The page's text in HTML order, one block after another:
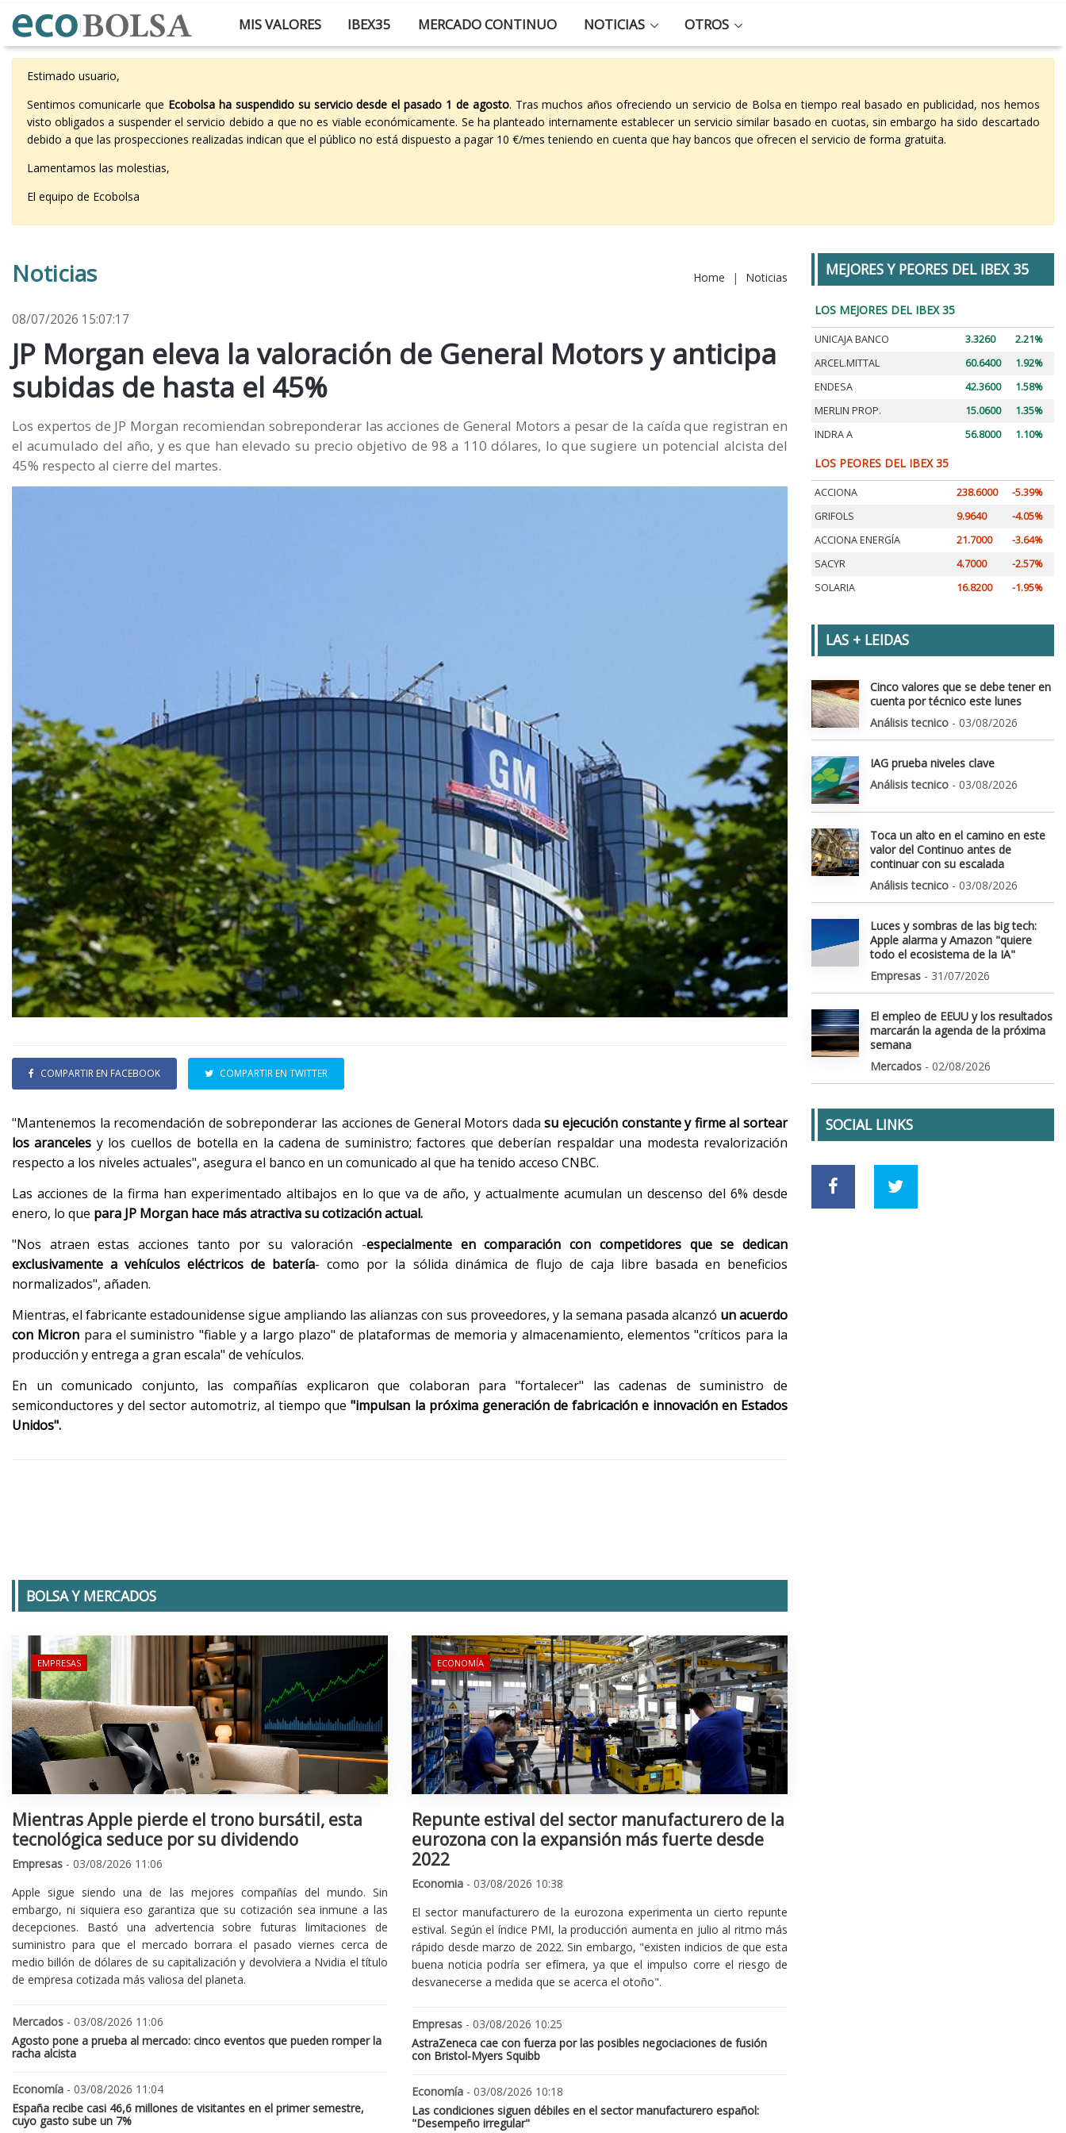
MIS VALORES IBEX35 MERCADO CONTINUO NOTICIAS OTROS
Estimado usuario,
Sentimos comunicarle que Ecobolsa ha suspendido su servicio desde el pasado 1 de agosto. Tras muchos años ofreciendo un servicio de Bolsa en tiempo real basado en publicidad, nos hemos
visto obligados a suspender el servicio debido a que no es viable económicamente. Se ha planteado internamente establecer un servicio similar basado en cuotas, sin embargo ha sido descartado
debido a que las prospecciones realizadas indican que el público no está dispuesto a pagar 10 €/mes teniendo en cuenta que hay bancos que ofrecen el servicio de forma gratuita.
Lamentamos las molestias,
El equipo de Ecobolsa
Noticias Home | Noticias
08/07/2026 15:07:17
JP Morgan eleva la valoración de General Motors y anticipa
subidas de hasta el 45%
Los expertos de JP Morgan recomiendan sobreponderar las acciones de General Motors a pesar de la caída que registran en
el acumulado del año, y es que han elevado su precio objetivo de 98 a 110 dólares, lo que sugiere un potencial alcista del
45% respecto al cierre del martes.
COMPARTIR EN FACEBOOK COMPARTIR EN TWITTER
"Mantenemos la recomendación de sobreponderar las acciones de General Motors dada su ejecución constante y firme al sortear
los aranceles y los cuellos de botella en la cadena de suministro; factores que deberían respaldar una modesta revalorización
respecto a los niveles actuales", asegura el banco en un comunicado al que ha tenido acceso CNBC.
Las acciones de la firma han experimentado altibajos en lo que va de año, y actualmente acumulan un descenso del 6% desde
enero, lo que para JP Morgan hace más atractiva su cotización actual.
"Nos atraen estas acciones tanto por su valoración -especialmente en comparación con competidores que se dedican
exclusivamente a vehículos eléctricos de batería- como por la sólida dinámica de flujo de caja libre basada en beneficios
normalizados", añaden.
Mientras, el fabricante estadounidense sigue ampliando las alianzas con sus proveedores, y la semana pasada alcanzó un acuerdo
con Micron para el suministro "fiable y a largo plazo" de plataformas de memoria y almacenamiento, elementos "críticos para la
producción y entrega a gran escala" de vehículos.
En un comunicado conjunto, las compañías explicaron que colaboran para "fortalecer" las cadenas de suministro de
semiconductores y del sector automotriz, al tiempo que"impulsan la próxima generación de fabricación e innovación en Estados
Unidos".
BOLSA Y MERCADOS
EMPRESAS
Mientras Apple pierde el trono bursátil, esta
tecnológica seduce por su dividendo
Empresas - 03/08/2026 11:06
Apple sigue siendo una de las mejores compañías del mundo. Sin
embargo, ni siquiera eso garantiza que su cotización sea inmune a las
decepciones. Bastó una advertencia sobre futuras limitaciones de
suministro para que el mercado borrara el pasado viernes cerca de
medio billón de dólares de su capitalización y devolviera a Nvidia el título
de empresa cotizada más valiosa del planeta.
Mercados - 03/08/2026 11:06
Agosto pone a prueba al mercado: cinco eventos que pueden romper la
racha alcista
Economía - 03/08/2026 11:04
España recibe casi 46,6 millones de visitantes en el primer semestre,
cuyo gasto sube un 7%
ECONOMÍA
Repunte estival del sector manufacturero de la
eurozona con la expansión más fuerte desde
2022
Economia - 03/08/2026 10:38
El sector manufacturero de la eurozona experimenta un cierto repunte
estival. Según el índice PMI, la producción aumenta en julio al ritmo más
rápido desde marzo de 2022. Sin embargo, "existen indicios de que esta
buena noticia podría ser efímera, ya que el impulso corre el riesgo de
desvanecerse a medida que se acerca el otoño".
Empresas - 03/08/2026 10:25
AstraZeneca cae con fuerza por las posibles negociaciones de fusión
con Bristol-Myers Squibb
Economía - 03/08/2026 10:18
Las condiciones siguen débiles en el sector manufacturero español:
"Desempeño irregular"
MEJORES Y PEORES DEL IBEX 35
LOS MEJORES DEL IBEX 35
UNICAJA BANCO 3.3260
2.21%
ARCEL.MITTAL
60.6400
1.92%
ENDESA
42.3600
1.58%
MERLIN PROP.
15.0600
1.35%
INDRA A
56.8000 1.10%
LOS PEORES DEL IBEX 35
ACCIONA 238.6000
-5.39%
GRIFOLS
9.9640
-4.05%
ACCIONA ENERGÍA
21.7000
-3.64%
SACYR
4.7000
-2.57%
SOLARIA
16.8200 -1.95%
LAS + LEIDAS
Cinco valores que se debe tener en
cuenta por técnico este lunes
Análisis tecnico - 03/08/2026
IAG prueba niveles clave
Análisis tecnico - 03/08/2026
Toca un alto en el camino en este
valor del Continuo antes de
continuar con su escalada
Análisis tecnico - 03/08/2026
Luces y sombras de las big tech:
Apple alarma y Amazon "quiere
todo el ecosistema de la IA"
Empresas - 31/07/2026
El empleo de EEUU y los resultados
marcarán la agenda de la próxima
semana
Mercados - 02/08/2026
SOCIAL LINKS